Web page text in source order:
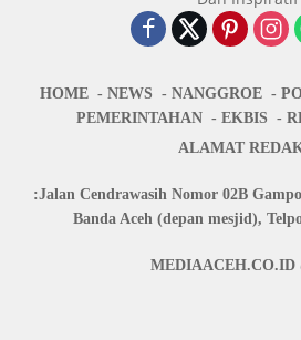
HOME NEWS NANGGROE
PEMERINTAHAN
EKBIS
ALAMAT
:Jalan Cendrawasih Nomor 02B
Banda Aceh (depan mesjid),
MEDIAACEH.CO.ID